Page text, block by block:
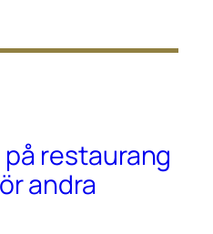
restaurang
andra